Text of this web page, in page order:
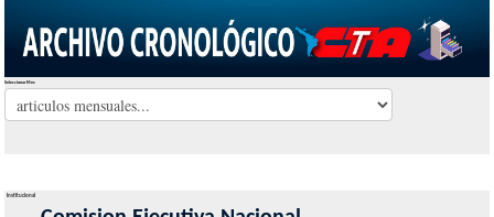
Seleccionar Mes
Institucional